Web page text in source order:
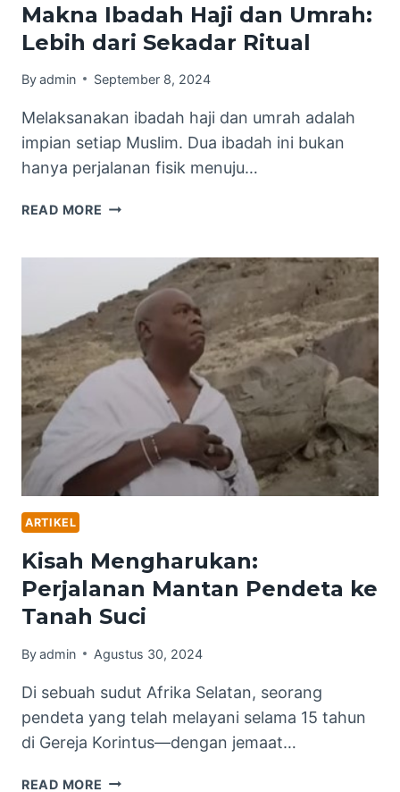
Makna Ibadah Haji dan Umrah:
Lebih dari Sekadar Ritual
Byadmin September 8, 2024
Melaksanakan ibadah haji dan umrah adalah
impian setiap Muslim. Dua ibadah ini bukan
hanya perjalanan fisik menuju…
READ MORE MAKNA
UMRAH:
LEBIH
DARI
SEKADAR
RITUAL
ARTIKEL
Kisah Mengharukan:
Perjalanan Mantan Pendeta ke
Tanah Suci
Byadmin Agustus 30, 2024
Di sebuah sudut Afrika Selatan, seorang
pendeta yang telah melayani selama 15 tahun
di Gereja Korintus—dengan jemaat…
READ MORE KISAH